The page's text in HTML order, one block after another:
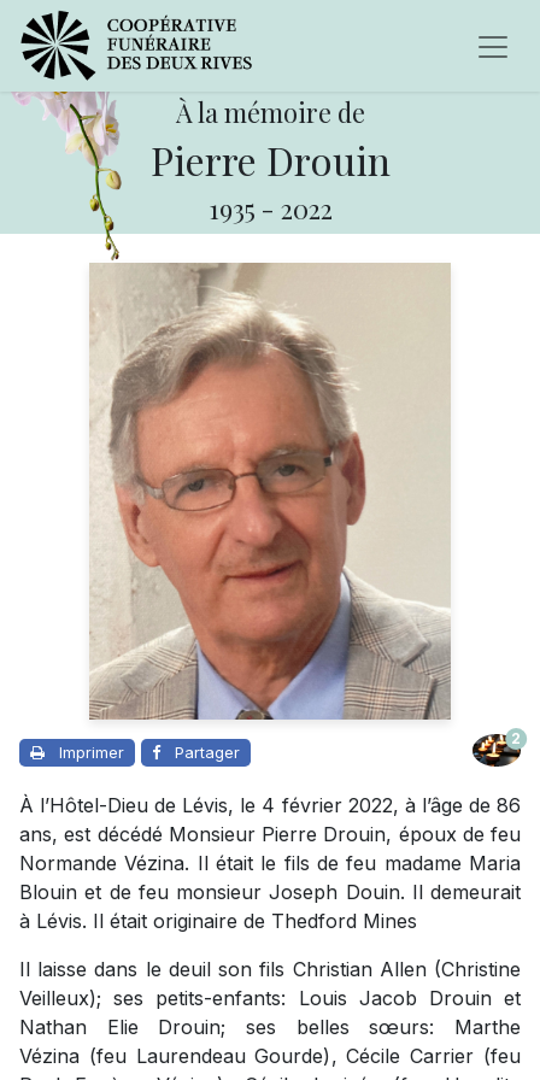
À la mémoire de
Pierre Drouin
1935 - 2022
Imprimer Partager
2
À l’Hôtel-Dieu de Lévis, le 4 février 2022, à l’âge de 86
ans, est décédé Monsieur Pierre Drouin, époux de feu
Normande Vézina. Il était le fils de feu madame Maria
Blouin et de feu monsieur Joseph Douin. Il demeurait
à Lévis. Il était originaire de Thedford Mines
Il laisse dans le deuil son fils Christian Allen (Christine
Veilleux); ses petits-enfants: Louis Jacob Drouin et
Nathan Elie Drouin; ses belles sœurs: Marthe
Vézina (feu Laurendeau Gourde), Cécile Carrier (feu